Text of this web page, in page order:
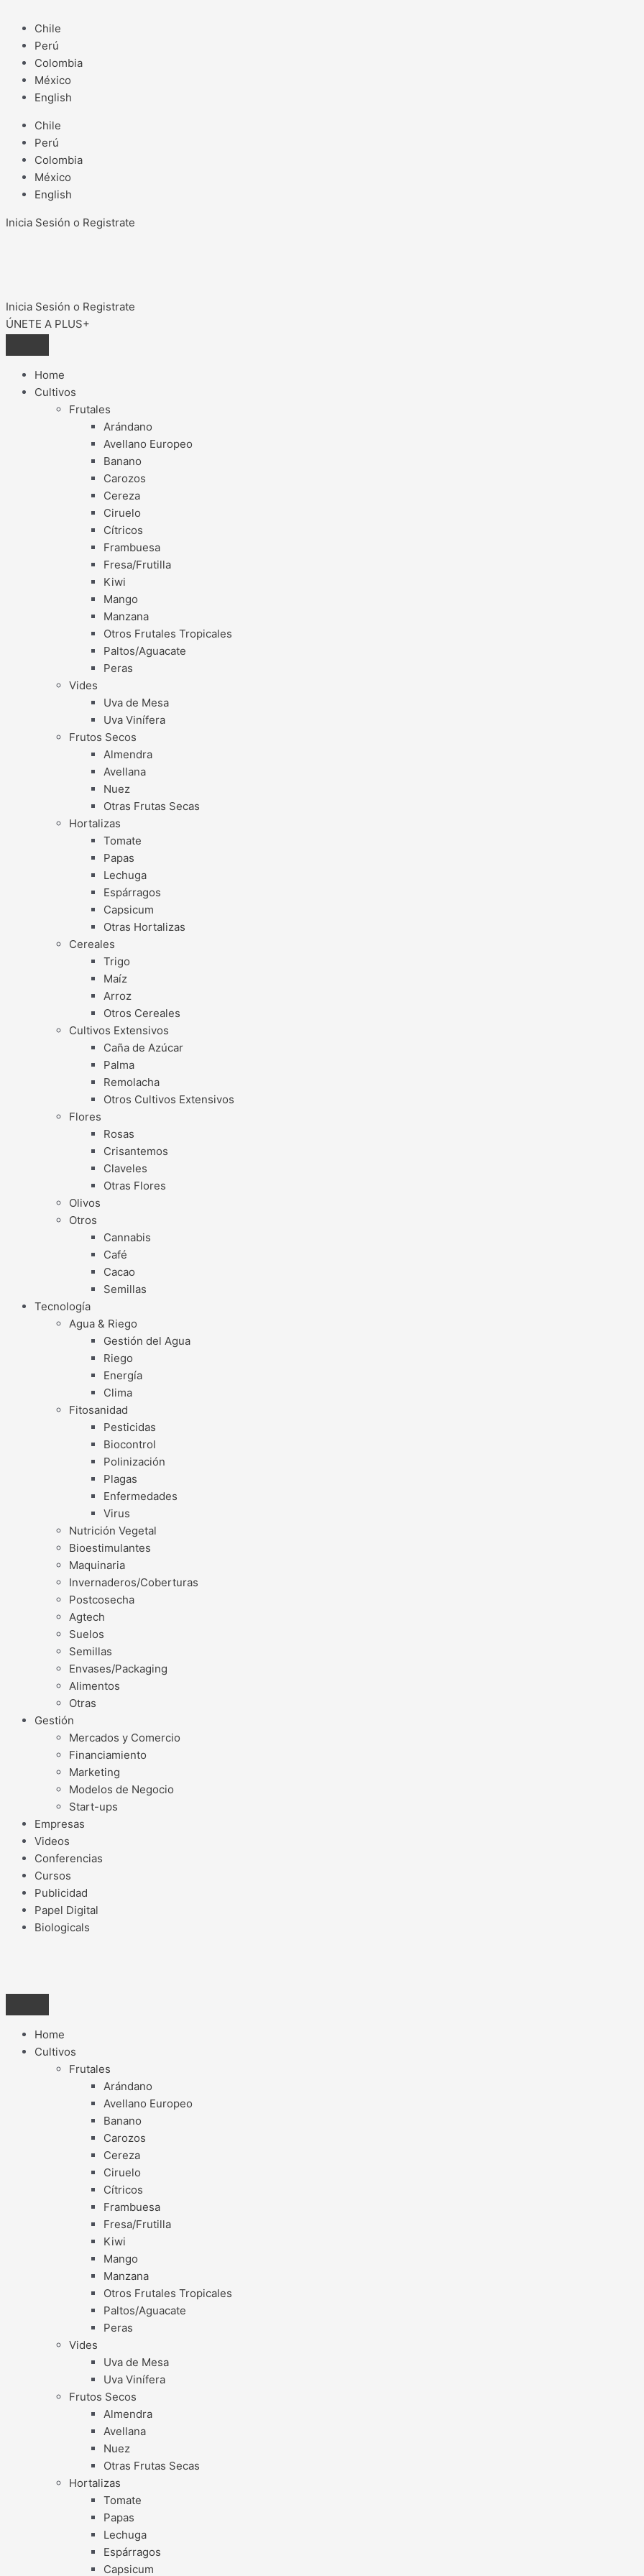
contenido
Chile
Perú
Colombia
México
English
Chile
Perú
Colombia
México
English
Inicia Sesión o Registrate
Inicia Sesión o Registrate
ÚNETE A PLUS+
Home
Cultivos
Frutales
Arándano
Avellano Europeo
Banano
Carozos
Cereza
Ciruelo
Cítricos
Frambuesa
Fresa/Frutilla
Kiwi
Mango
Manzana
Otros Frutales Tropicales
Paltos/Aguacate
Peras
Vides
Uva de Mesa
Uva Vinífera
Frutos Secos
Almendra
Avellana
Nuez
Otras Frutas Secas
Hortalizas
Tomate
Papas
Lechuga
Espárragos
Capsicum
Otras Hortalizas
Cereales
Trigo
Maíz
Arroz
Otros Cereales
Cultivos Extensivos
Caña de Azúcar
Palma
Remolacha
Otros Cultivos Extensivos
Flores
Rosas
Crisantemos
Claveles
Otras Flores
Olivos
Otros
Cannabis
Café
Cacao
Semillas
Tecnología
Agua & Riego
Gestión del Agua
Riego
Energía
Clima
Fitosanidad
Pesticidas
Biocontrol
Polinización
Plagas
Enfermedades
Virus
Nutrición Vegetal
Bioestimulantes
Maquinaria
Invernaderos/Coberturas
Postcosecha
Agtech
Suelos
Semillas
Envases/Packaging
Alimentos
Otras
Gestión
Mercados y Comercio
Financiamiento
Marketing
Modelos de Negocio
Start-ups
Empresas
Videos
Conferencias
Cursos
Publicidad
Papel Digital
Biologicals
Home
Cultivos
Frutales
Arándano
Avellano Europeo
Banano
Carozos
Cereza
Ciruelo
Cítricos
Frambuesa
Fresa/Frutilla
Kiwi
Mango
Manzana
Otros Frutales Tropicales
Paltos/Aguacate
Peras
Vides
Uva de Mesa
Uva Vinífera
Frutos Secos
Almendra
Avellana
Nuez
Otras Frutas Secas
Hortalizas
Tomate
Papas
Lechuga
Espárragos
Capsicum